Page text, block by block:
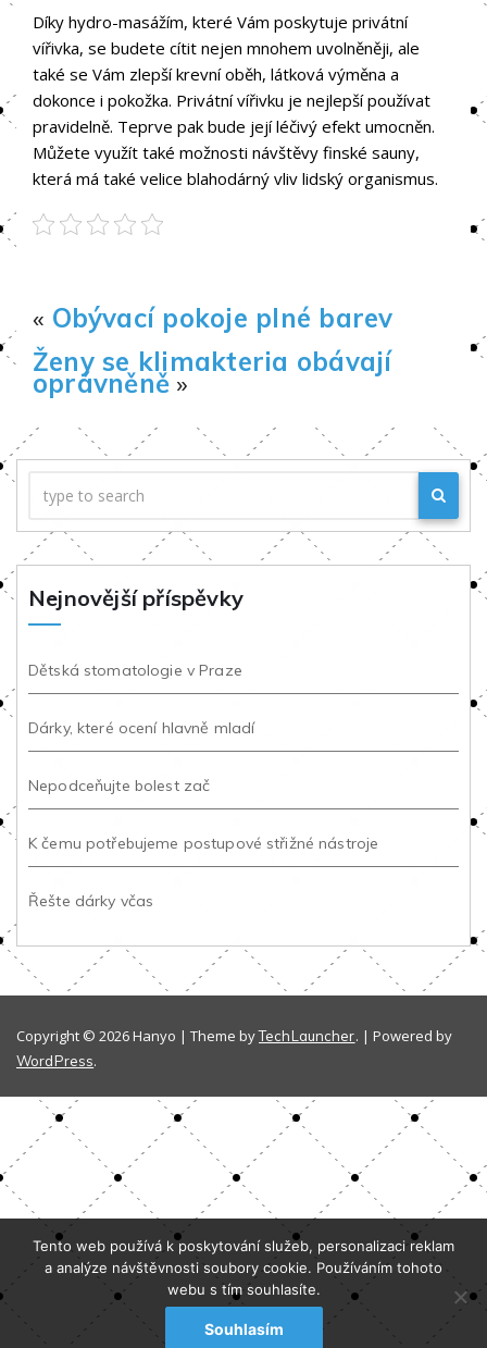
Díky hydro-masážím, které Vám poskytuje privátní
vířivka, se budete cítit nejen mnohem uvolněněji, ale
také se Vám zlepší krevní oběh, látková výměna a
dokonce i pokožka. Privátní vířivku je nejlepší používat
pravidelně. Teprve pak bude její léčivý efekt umocněn.
Můžete využít také možnosti návštěvy finské sauny,
která má také velice blahodárný vliv lidský organismus.
« Obývací pokoje plné barev
Ženy se klimakteria obávají
oprávněně »
Nejnovější příspěvky
Dětská stomatologie v Praze
Dárky, které ocení hlavně mladí
Nepodceňujte bolest zač
K čemu potřebujeme postupové střižné nástroje
Řešte dárky včas
Copyright © 2026 Hanyo | Theme byTechLauncher. | Powered by
WordPress.
Tento web používá k poskytování služeb, personalizaci reklam
a analýze návštěvnosti soubory cookie. Používáním tohoto
webu s tím souhlasíte.
Souhlasím